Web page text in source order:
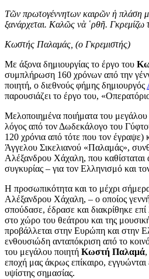
Τῶν πρωτογέννητων καιρῶν ἡ πλάση
ξανάρχεται. Καλῶς νὰ ῾ρθῆ. Γκρεμίζω
Κωστής Παλαμάς, (ο Γκρεμιστής)
Με άξονα δημιουργίας το έργο του
συμπλήρωση 160 χρόνων από την
ποιητή, ο διεθνούς φήμης δημιουργός
παρουσιάζει το έργο του,
Μελοποιημένα ποιήματα του
λόγος από τον Δωδεκάλογο του
120 χρόνια από τότε που τον έγραψε)
Άγγελου Σικελιανού «Παλαμάς»,
Αλέξανδρου Χάχαλη, που καθίσταται
συγκυρίας – για τον Ελληνισμό και
Η προσωπικότητα και το μέχρι
Αλέξανδρου Χάχαλη, – ο οποίος
σπούδασε, έδρασε και διακρίθηκε
στο χώρο του θεάτρου και της
προβάλλεται στην Ευρώπη και στην
ενθουσιώδη ανταπόκριση από το
του μεγάλου ποιητή Κωστή Παλαμά
εποχή μας άκρως επίκαιρο, εγγυώνται
υψίστης σημασίας.